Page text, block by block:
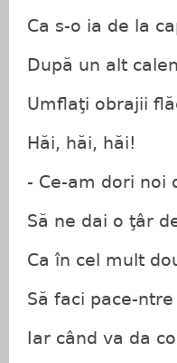
Ca s-o ia de la
După un alt
Umflaţi obrajii
Hăi, hăi, hăi!
- Ce-am dori noi
Să ne dai o ţâr
Ca în cel mult
Să faci pace-
Iar când va da